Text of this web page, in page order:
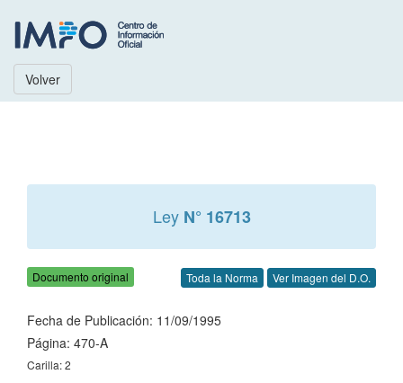
Volver
Ley N° 16713
Documento original Toda la Norma Ver Imagen del D.O.
Fecha de Publicación: 11/09/1995
Página: 470-A
Carilla: 2